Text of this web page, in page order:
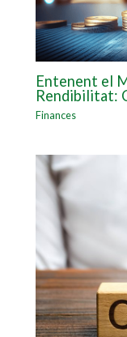
Entenent el
Rendibilitat:
Finances